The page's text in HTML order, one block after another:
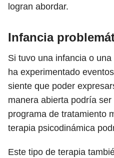
logran abordar.
Infancia
Si tuvo una infancia o
ha experimentado
siente que poder
manera abierta podría
programa de tratamiento
terapia psicodinámica
Este tipo de terapia